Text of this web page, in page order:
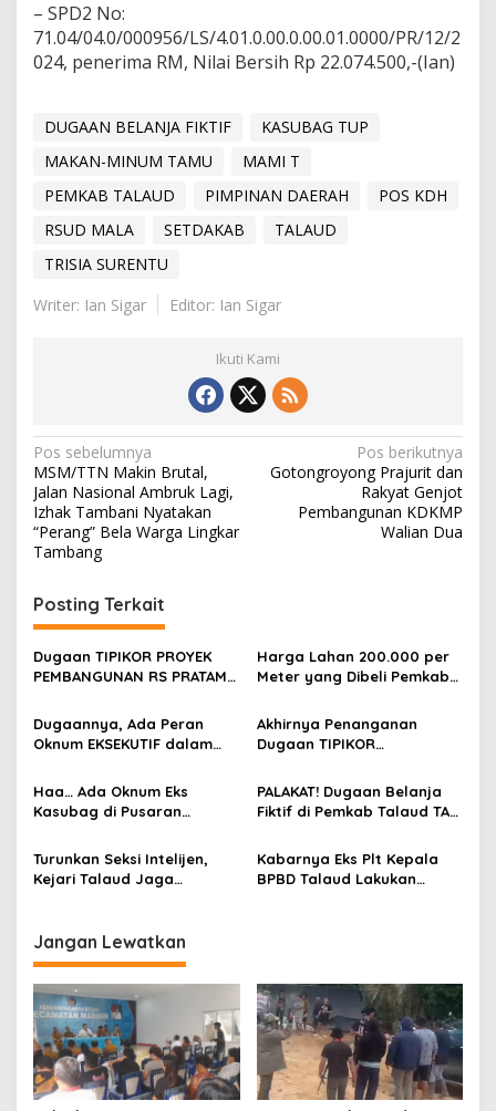
– SPD2 No:
71.04/04.0/000956/LS/4.01.0.00.0.00.01.0000/PR/12/2
024, penerima RM, Nilai Bersih Rp 22.074.500,-(Ian)
DUGAAN BELANJA FIKTIF
KASUBAG TUP
MAKAN-MINUM TAMU
MAMI T
PEMKAB TALAUD
PIMPINAN DAERAH
POS KDH
RSUD MALA
SETDAKAB
TALAUD
TRISIA SURENTU
Writer: Ian Sigar
Editor: Ian Sigar
Ikuti Kami
Navigasi
pos
Pos sebelumnya
MSM/TTN Makin Brutal,
Jalan Nasional Ambruk Lagi,
Izhak Tambani Nyatakan
“Perang” Bela Warga Lingkar
Tambang
Pos berikutnya
Gotongroyong Prajurit dan
Rakyat Genjot
Pembangunan KDKMP
Walian Dua
Posting Terkait
Dugaan TIPIKOR PROYEK
PEMBANGUNAN RS PRATAMA
Nama Anggota DPRD Minut
Harga Lahan 200.000 per
Meter yang Dibeli Pemkab
Disebut Tak Masuk Akal
Dugaannya, Ada Peran
Oknum EKSEKUTIF dalam
Pembelian Lahan Milik RK di
Talaud
Akhirnya Penanganan
Dugaan TIPIKOR
Talaud di Zaman Bupati E2L
Ada Perkembangan
Haa… Ada Oknum Eks
Kasubag di Pusaran
KDH Akhir 2024 Setda
Talaud
PALAKAT! Dugaan Belanja
Fiktif di Pemkab Talaud TA
Sementara Ditangani Polda
Sulut
Turunkan Seksi Intelijen,
Kejari Talaud Jaga
Kabarnya Eks Plt Kepala
BPBD Talaud Lakukan
Jangan Lewatkan